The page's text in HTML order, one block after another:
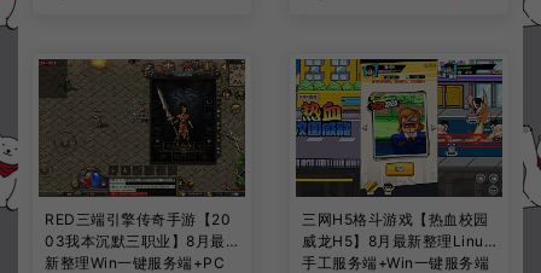
RED三端引擎传奇手游【20
03我本沉默三职业】8月最
新整理Win一键服务端+PC
三网H5格斗游戏【热血校园
威龙H5】8月最新整理Linux
手工服务端+Win一键服务端